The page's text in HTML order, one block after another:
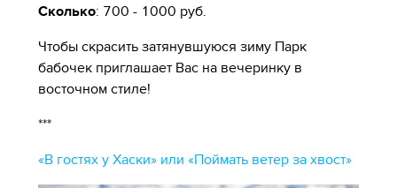
Сколько: 700 - 1000 руб.
Чтобы скрасить затянувшуюся зиму Парк
бабочек приглашает Вас на вечеринку в
восточном стиле!
***
«В гостях у Хаски» или «Поймать ветер за хвост»